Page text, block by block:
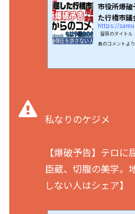
市役所爆破
た行橋市
ント...
https://
冒頭のタイトル
長のコメントよ
私なりのケジメ
【爆破予告】テロ
臣蔵、切腹の美学。
しない人はシェア】